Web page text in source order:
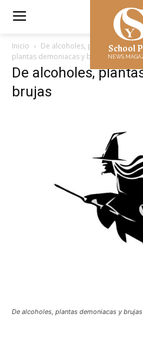
School
NEWS
Inicio De alcoholes, plantas
plantas demoniacas y brujas
De alcoholes,
brujas
De alcoholes, plantas demoniacas y brujas